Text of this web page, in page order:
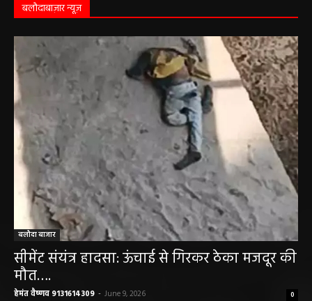
बलौदाबाज़ार न्यूज़
बलौदा बाजार
सीमेंट संयंत्र हादसा: ऊंचाई से गिरकर ठेका मजदूर की
मौत….
हेमंत वैष्णव 9131614309 - June 9, 2026 0